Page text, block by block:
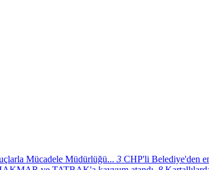
Mücadele Müdürlüğü... 3 CHP'li Belediye'den